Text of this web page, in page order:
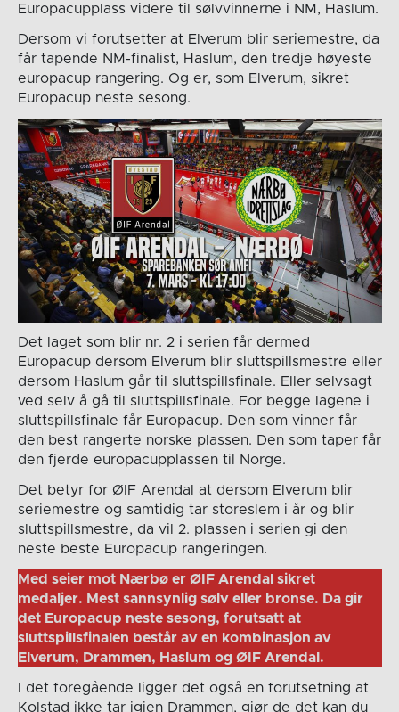
Europacupplass videre til sølvvinnerne i NM, Haslum.
Dersom vi forutsetter at Elverum blir seriemestre, da
får tapende NM-finalist, Haslum, den tredje høyeste
europacup rangering. Og er, som Elverum, sikret
Europacup neste sesong.
Det laget som blir nr. 2 i serien får dermed
Europacup dersom Elverum blir sluttspillsmestre eller
dersom Haslum går til sluttspillsfinale. Eller selvsagt
ved selv å gå til sluttspillsfinale. For begge lagene i
sluttspillsfinale får Europacup. Den som vinner får
den best rangerte norske plassen. Den som taper får
den fjerde europacupplassen til Norge.
Det betyr for ØIF Arendal at dersom Elverum blir
seriemestre og samtidig tar storeslem i år og blir
sluttspillsmestre, da vil 2. plassen i serien gi den
neste beste Europacup rangeringen.
Med seier mot Nærbø er ØIF Arendal sikret
medaljer. Mest sannsynlig sølv eller bronse. Da gir
det Europacup neste sesong, forutsatt at
sluttspillsfinalen består av en kombinasjon av
Elverum, Drammen, Haslum og ØIF Arendal.
I det foregående ligger det også en forutsetning at
Kolstad ikke tar igjen Drammen, gjør de det kan du